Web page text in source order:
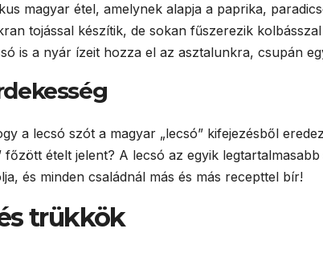
magyar étel, amelynek alapja a paprika,
tojással készítik, de sokan fűszerezik
is a nyár ízeit hozza el az asztalunkra, csupán
a lecsó szót a magyar „lecsó” kifejezésből
főzött ételt jelent? A lecsó az egyik
és minden családnál más és más recepttel bír!
trükkök